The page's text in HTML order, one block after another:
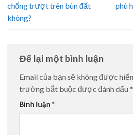
chống trượt trên bùn đất
không?
phù
Để lại một bình luận
Email của bạn sẽ không được
trường bắt buộc được đánh dấu *
Bình luận *